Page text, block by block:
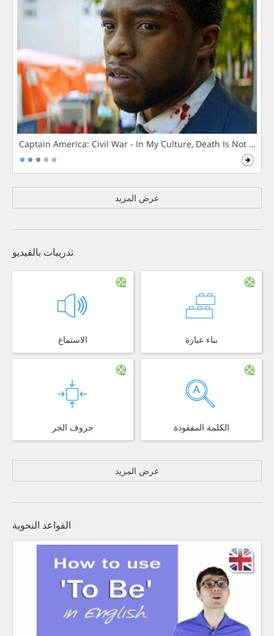
Captain America: Civil War - In My Culture, Death Is Not The
عرض المزيد
تدريبات بالفيديو
الاستماع بناء عبارة
حروف الجر الكلمة المفقودة
عرض المزيد
القواعد النحوية